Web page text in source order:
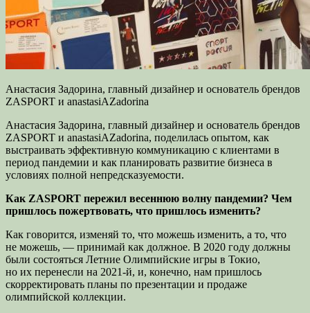
Анастасия Задорина, главный дизайнер и основатель брендов
ZASPORT и anastasiAZadorina
Анастасия Задорина, главный дизайнер и основатель брендов
ZASPORT и anastasiAZadorina, поделилась опытом, как
выстраивать эффективную коммуникацию с клиентами в
период пандемии и как планировать развитие бизнеса в
условиях полной непредсказуемости.
Как ZASPORT пережил весеннюю волну пандемии? Чем
пришлось пожертвовать, что пришлось изменить?
Как говорится, изменяй то, что можешь изменить, а то, что
не можешь, — принимай как должное. В 2020 году должны
были состояться Летние Олимпийские игры в Токио,
но их перенесли на 2021-й, и, конечно, нам пришлось
скорректировать планы по презентации и продаже
олимпийской коллекции.